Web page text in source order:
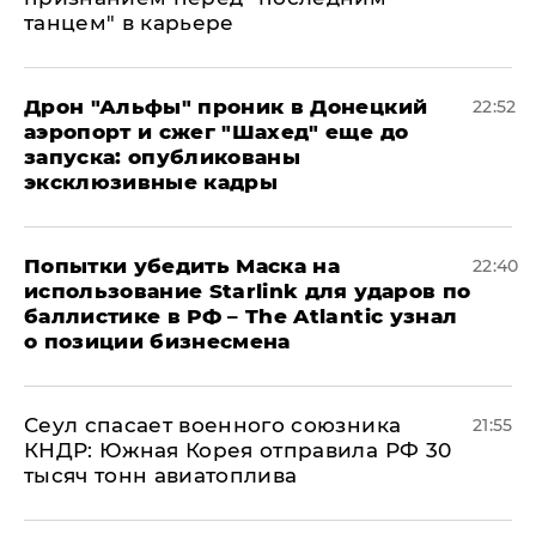
танцем" в карьере
Дрон "Альфы" проник в Донецкий
аэропорт и сжег "Шахед" еще до
запуска: опубликованы
эксклюзивные кадры
22:52
Попытки убедить Маска на
использование Starlink для ударов по
баллистике в РФ – The Atlantic узнал
о позиции бизнесмена
22:40
​Сеул спасает военного союзника
КНДР: Южная Корея отправила РФ 30
тысяч тонн авиатоплива
21:55